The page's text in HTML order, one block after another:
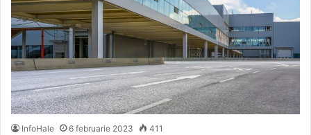
InfoHale 6 februarie 2023 411